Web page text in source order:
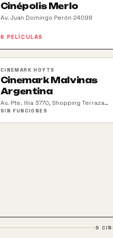
Cinépolis Merlo
Av. Juan Domingo Perón 24098
6 PELÍCULAS
CINEMARK HOYTS
Cinemark Malvinas
Argentina
Av. Pte. Illia 3770, Shopping Terrazas
de Mayo
SIN FUNCIONES
8